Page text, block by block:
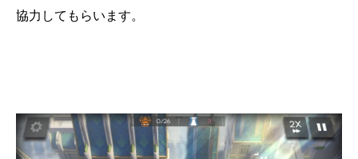
協力してもらいます。